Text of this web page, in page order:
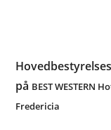
på BEST WESTERN
Fredericia